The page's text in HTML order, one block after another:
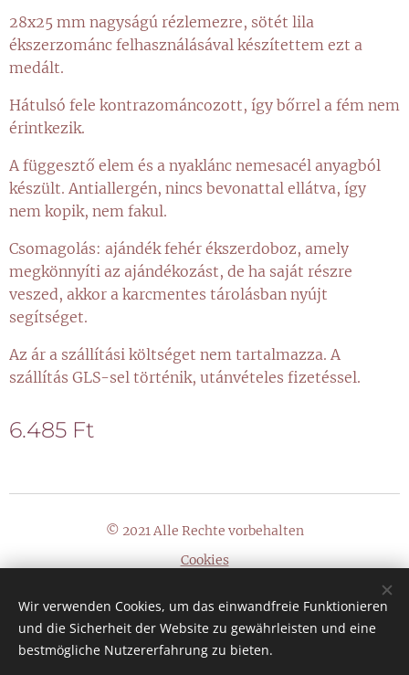
28x25 mm nagyságú rézlemezre, sötét lila
ékszerzománc felhasználásával készítettem ezt a
medált.
Hátulsó fele kontrazománcozott, így bőrrel a fém nem
érintkezik.
A függesztő elem és a nyaklánc nemesacél anyagból
készült. Antiallergén, nincs bevonattal ellátva, így
nem kopik, nem fakul.
Csomagolás: ajándék fehér ékszerdoboz, amely
megkönnyíti az ajándékozást, de ha saját részre
veszed, akkor a karcmentes tárolásban nyújt
segítséget.
Az ár a szállítási költséget nem tartalmazza. A
szállítás GLS-sel történik, utánvételes fizetéssel.
6.485 Ft
© 2021 Alle Rechte vorbehalten
Cookies
Sprachen
Magyar
Deutsch
Wir verwenden Cookies, um das einwandfreie Funktionieren
und die Sicherheit der Website zu gewährleisten und eine
bestmögliche Nutzererfahrung zu bieten.